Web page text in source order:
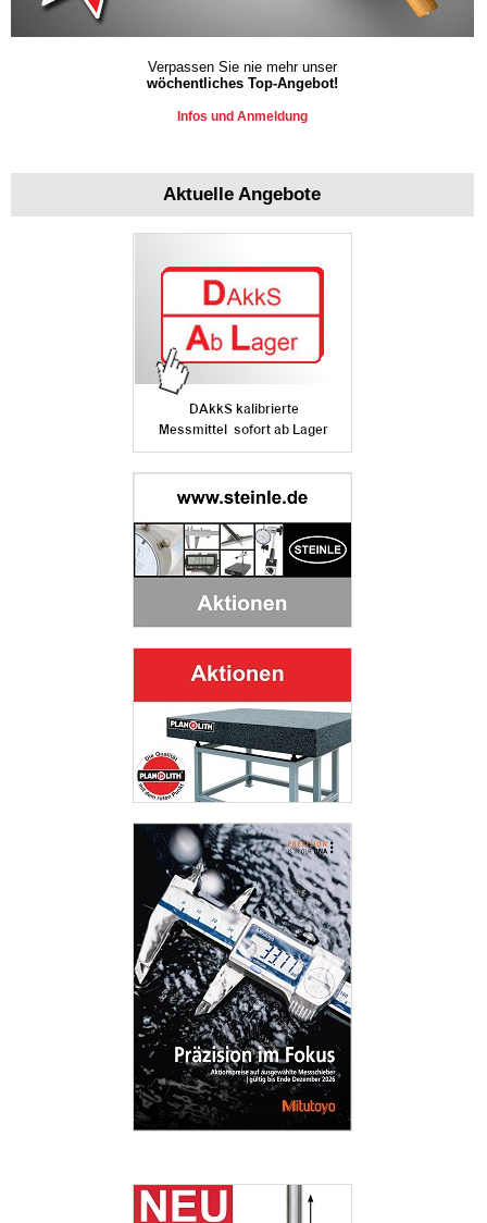
Verpassen Sie nie mehr unser
wöchentliches Top-Angebot!
Infos und Anmeldung
Aktuelle Angebote